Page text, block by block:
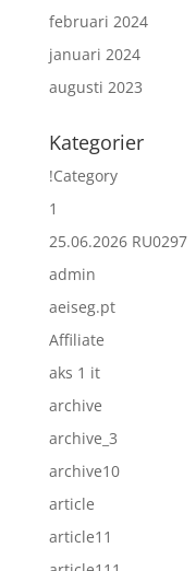
februari 2024
januari 2024
augusti 2023
Kategorier
!Category
1
25.06.2026 RU0297
admin
aeiseg.pt
Affiliate
aks 1 it
archive
archive_3
archive10
article
article11